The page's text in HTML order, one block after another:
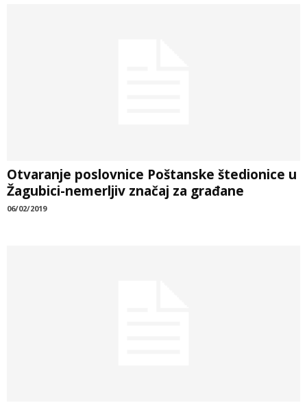
Otvaranje poslovnice Poštanske štedionice u
Žagubici-nemerljiv značaj za građane
06/02/2019